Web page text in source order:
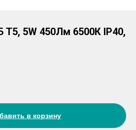
Т5, 5W 450Лм 6500К IP40,
в корзину